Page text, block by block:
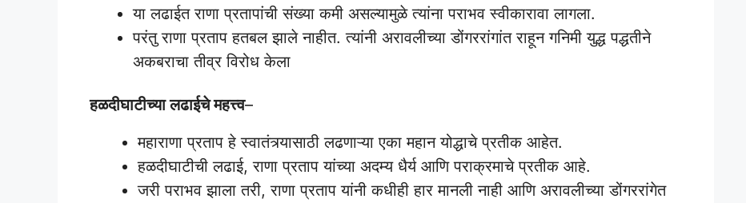
या लढाईत राणा प्रतापांची संख्या कमी असल्यामुळे त्यांना पराभव स्वीकारावा लागला.
परंतु राणा प्रताप हतबल झाले नाहीत. त्यांनी अरावलीच्या डोंगररांगांत राहून गनिमी युद्ध पद्धतीने
अकबराचा तीव्र विरोध केला
हळदीघाटीच्या लढाईचे महत्त्व–
महाराणा प्रताप हे स्वातंत्र्यासाठी लढणाऱ्या एका महान योद्धाचे प्रतीक आहेत.
हळदीघाटीची लढाई, राणा प्रताप यांच्या अदम्य धैर्य आणि पराक्रमाचे प्रतीक आहे.
जरी पराभव झाला तरी, राणा प्रताप यांनी कधीही हार मानली नाही आणि अरावलीच्या डोंगररांगेत